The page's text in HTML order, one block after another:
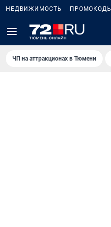
НЕДВИЖИМОСТЬ ПРОМОКОДЫ
ЧП на аттракционах в Тюмени